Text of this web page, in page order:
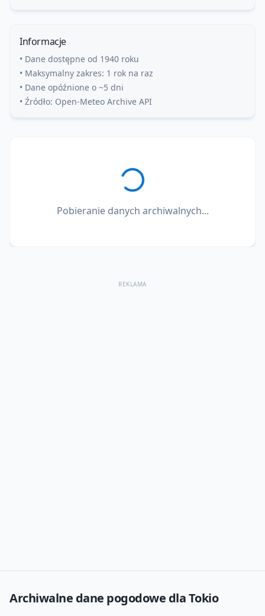
Informacje
• Dane dostępne od 1940 roku
• Maksymalny zakres: 1 rok na raz
• Dane opóźnione o ~5 dni
• Źródło: Open-Meteo Archive API
Pobieranie danych archiwalnych...
REKLAMA
Archiwalne dane pogodowe dlaTokio